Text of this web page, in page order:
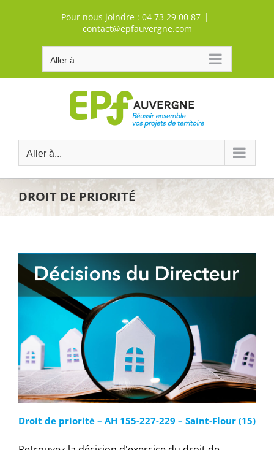
Pour nous joindre : 04 73 29 00 87 |
contact@epfauvergne.com
Aller à...
Aller à...
DROIT DE PRIORITÉ
Droit de priorité – AH 155-227-229 – Saint-Flour (15)